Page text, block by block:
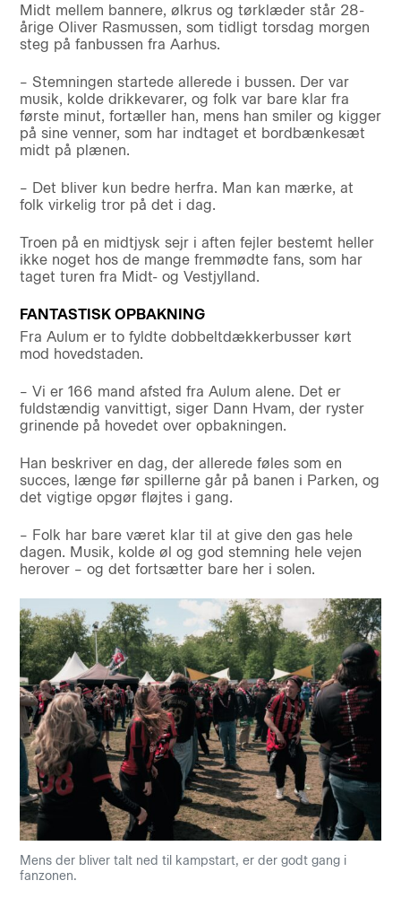
Midt mellem bannere, ølkrus og tørklæder står 28-
årige Oliver Rasmussen, som tidligt torsdag morgen
steg på fanbussen fra Aarhus.
– Stemningen startede allerede i bussen. Der var
musik, kolde drikkevarer, og folk var bare klar fra
første minut, fortæller han, mens han smiler og kigger
på sine venner, som har indtaget et bordbænkesæt
midt på plænen.
– Det bliver kun bedre herfra. Man kan mærke, at
folk virkelig tror på det i dag.
Troen på en midtjysk sejr i aften fejler bestemt heller
ikke noget hos de mange fremmødte fans, som har
taget turen fra Midt- og Vestjylland.
FANTASTISK OPBAKNING
Fra Aulum er to fyldte dobbeltdækkerbusser kørt
mod hovedstaden.
– Vi er 166 mand afsted fra Aulum alene. Det er
fuldstændig vanvittigt, siger Dann Hvam, der ryster
grinende på hovedet over opbakningen.
Han beskriver en dag, der allerede føles som en
succes, længe før spillerne går på banen i Parken, og
det vigtige opgør fløjtes i gang.
– Folk har bare været klar til at give den gas hele
dagen. Musik, kolde øl og god stemning hele vejen
herover – og det fortsætter bare her i solen.
Mens der bliver talt ned til kampstart, er der godt gang i
fanzonen.